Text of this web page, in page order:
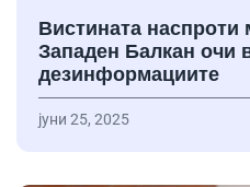
Вистината наспроти
Западен Балкан очи
дезинформациите
јуни 25, 2025